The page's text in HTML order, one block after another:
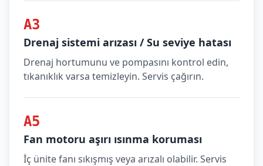
A3
Drenaj sistemi arızası / Su seviye hatası
Drenaj hortumunu ve pompasını kontrol edin,
tıkanıklık varsa temizleyin. Servis çağırın.
A5
Fan motoru aşırı ısınma koruması
İç ünite fanı sıkışmış veya arızalı olabilir. Servis